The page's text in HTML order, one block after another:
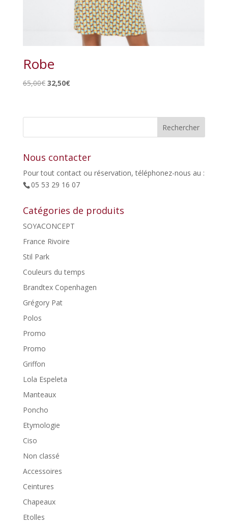
Robe
65,00€ Le
était :
32,50€Le
est :
Nous contacter
Pour tout contact ou réservation, téléphonez-nous au :
05 53 29 16 07
Catégories de produits
SOYACONCEPT
France Rivoire
Stil Park
Couleurs du temps
Brandtex Copenhagen
Grégory Pat
Polos
Promo
Promo
Griffon
Lola Espeleta
Manteaux
Poncho
Etymologie
Ciso
Non classé
Accessoires
Ceintures
Chapeaux
Etolles